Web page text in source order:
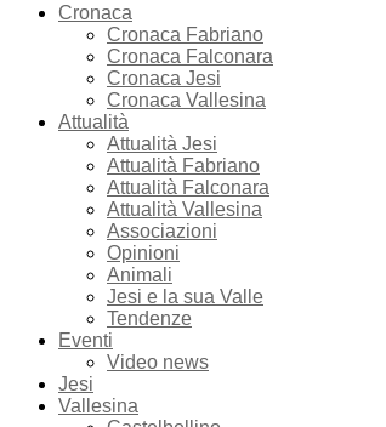
Cronaca
Cronaca Fabriano
Cronaca Falconara
Cronaca Jesi
Cronaca Vallesina
Attualità
Attualità Jesi
Attualità Fabriano
Attualità Falconara
Attualità Vallesina
Associazioni
Opinioni
Animali
Jesi e la sua Valle
Tendenze
Eventi
Video news
Jesi
Vallesina